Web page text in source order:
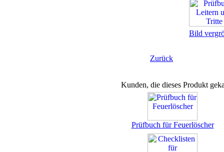
Bild
Zurück
Kunden, die dieses Produkt
Prüfbuch für Feuerlöscher